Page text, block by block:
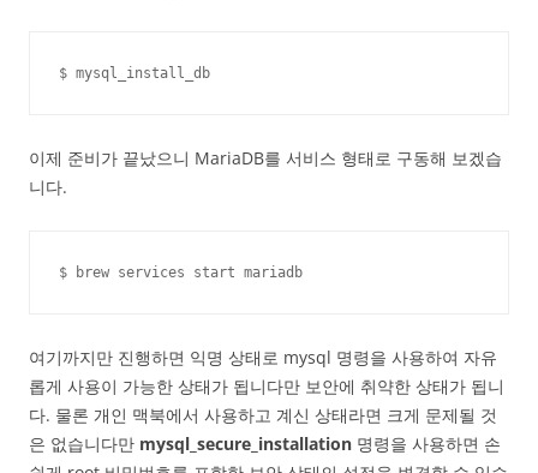
$ mysql_install_db
이제 준비가 끝났으니 MariaDB를 서비스 형태로 구동해 보겠습
니다.
$ brew services start mariadb
여기까지만 진행하면 익명 상태로 mysql 명령을 사용하여 자유
롭게 사용이 가능한 상태가 됩니다만 보안에 취약한 상태가 됩니
다. 물론 개인 맥북에서 사용하고 계신 상태라면 크게 문제될 것
은 없습니다만 mysql_secure_installation 명령을 사용하면 손